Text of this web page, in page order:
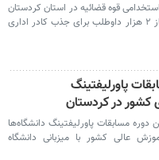
قوه قضائیه در استان کردستان
با رقابت بیش از ۲ هزار داوطلب برای جذب کادر اداری
پاورلیفتینگ
کشور در کردستان
مسابقات پاورلیفتینگ دانشگاه‌ها
عالی کشور با میزبانی دانشگاه